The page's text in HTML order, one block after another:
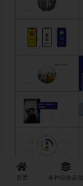
首页 各种分类反馈